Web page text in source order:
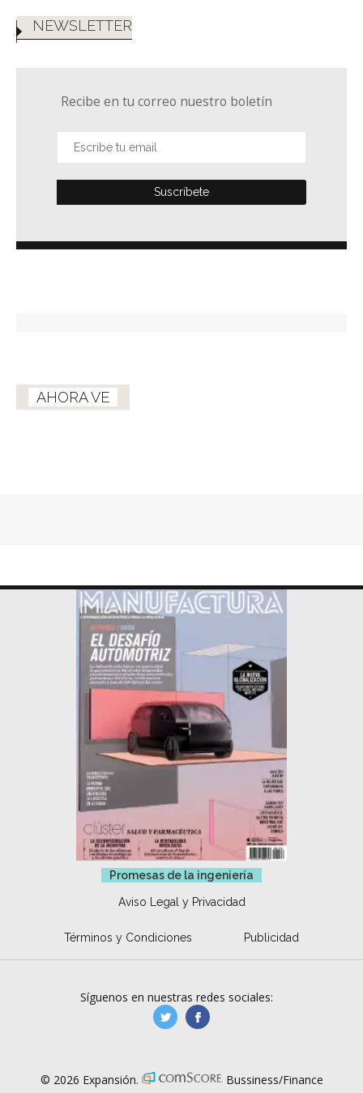
NEWSLETTER
Recibe en tu correo nuestro boletín
AHORA VE
Promesas de la ingeniería
Aviso Legal y Privacidad
Términos y Condiciones Publicidad
Síguenos en nuestras redes sociales:
manufacturaGE
© 2026 Expansión. Bussiness/Finance